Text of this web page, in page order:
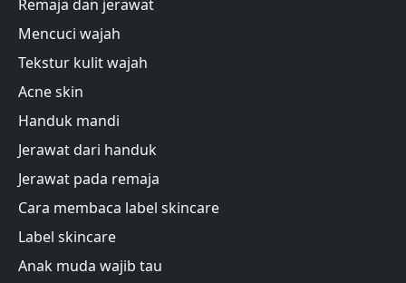
Remaja dan jerawat
Mencuci wajah
Tekstur kulit wajah
Acne skin
Handuk mandi
Jerawat dari handuk
Jerawat pada remaja
Cara membaca label skincare
Label skincare
Anak muda wajib tau